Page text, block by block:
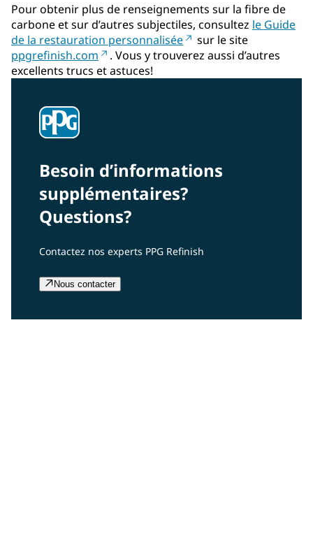
Pour obtenir plus de renseignements sur la fibre de
carbone et sur d’autres subjectiles, consultez le Guide
‎de la restauration personnalisée
sur le site
ppgrefinish.com
. Vous y trouverez aussi d’autres
excellents trucs et astuces!
Besoin d’informations
supplémentaires?
Questions?
Contactez nos experts PPG Refinish
Nous contacter